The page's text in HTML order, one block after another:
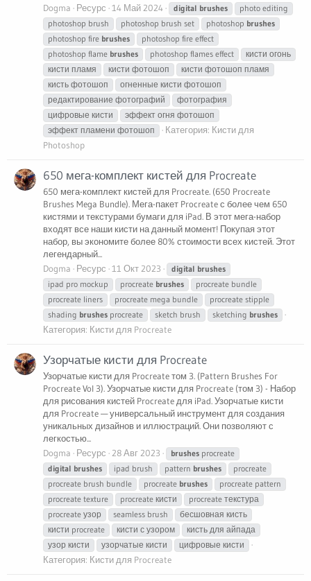
Dogma
Ресурс 14 Май 2024 digital brushes
photo editing
photoshop brush
photoshop brush set photoshop brushes
photoshop fire brushes
photoshop fire effect
photoshop flame brushes photoshop flames effect
кисти огонь
кисти пламя
кисти фотошоп
кисти фотошоп пламя
кисть фотошоп
огненные кисти фотошоп
редактирование фотографий
фотография
цифровые кисти
эффект огня фотошоп
эффект пламени фотошоп
Категория: Кисти для
Photoshop
650 мега-комплект кистей для Procreate
650 мега-комплект кистей для Procreate. (650 Procreate
Brushes Mega Bundle). Мега-пакет Procreate с более чем 650
кистями и текстурами бумаги для iPad. В этот мега-набор
входят все наши кисти на данный момент! Покупая этот
набор, вы экономите более 80% стоимости всех кистей. Этот
легендарный...
Dogma
Ресурс 11 Окт 2023 digital brushes
ipad pro mockup
procreate brushes
procreate bundle
procreate liners
procreate mega bundle
procreate stipple
shading brushes procreate sketch brush sketching brushes
Категория: Кисти для Procreate
Узорчатые кисти для Procreate
Узорчатые кисти для Procreate том 3. (Pattern Brushes For
Procreate Vol 3). Узорчатые кисти для Procreate (том 3) - Набор
для рисования кистей Procreate для iPad. Узорчатые кисти
для Procreate — универсальный инструмент для создания
уникальных дизайнов и иллюстраций. Они позволяют с
легкостью...
Dogma
Ресурс 28 Авг 2023 brushes procreate
digital brushes ipad brush pattern brushes
procreate
procreate brush bundle
procreate brushes
procreate pattern
procreate texture
procreate кисти
procreate текстура
procreate узор
seamless brush
бесшовная кисть
кисти procreate
кисти с узором
кисть для айпада
узор кисти
узорчатые кисти цифровые кисти
Категория: Кисти для Procreate